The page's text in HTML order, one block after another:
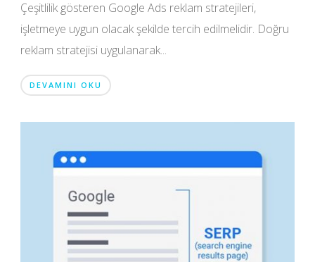
Çeşitlilik gösteren Google Ads reklam stratejileri,
işletmeye uygun olacak şekilde tercih edilmelidir. Doğru
reklam stratejisi uygulanarak...
DEVAMINI OKU